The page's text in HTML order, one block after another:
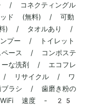
/ コネクティングル
ッド (無料) / 可動
料) / タオルあり /
プー / トイレット
ペース / コンポステ
ーな洗剤 / エコフレ
/ リサイクル / ワ
ブラシ / 歯磨き粉の
/ WiFi 速度 - 25